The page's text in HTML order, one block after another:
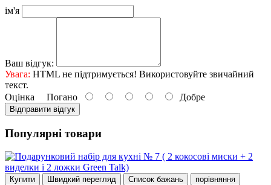
ім'я
Ваш відгук:
Увага: HTML не підтримується! Використовуйте звичайний
текст.
Оцінка Погано Добре
Відправити відгук
Популярні товари
Купити Швидкий перегляд Список бажань порівняння